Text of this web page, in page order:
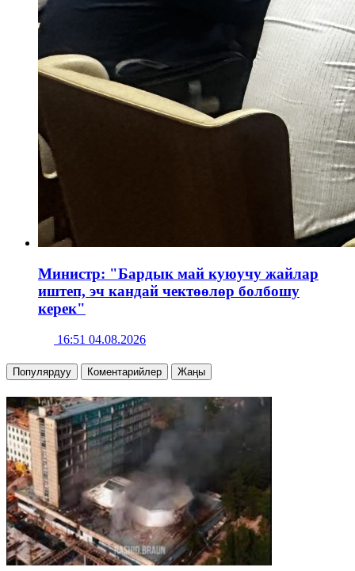
Министр: "Бардык май куюучу жайлар
иштеп, эч кандай чектөөлөр болбошу
керек"
16:51 04.08.2026
Популярдуу Коментарийлер Жаңы